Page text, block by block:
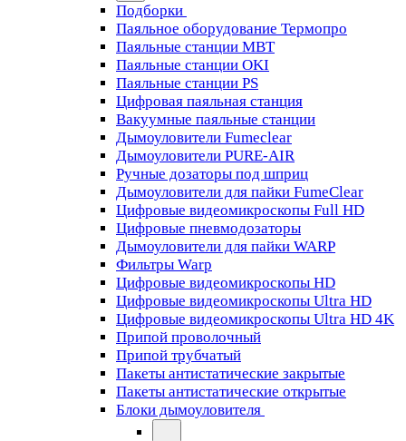
Подборки
Паяльное оборудование Термопро
Паяльные станции MBT
Паяльные станции OKI
Паяльные станции PS
Цифровая паяльная станция
Вакуумные паяльные станции
Дымоуловители Fumeclear
Дымоуловители PURE-AIR
Ручные дозаторы под шприц
Дымоуловители для пайки FumeClear
Цифровые видеомикроскопы Full HD
Цифровые пневмодозаторы
Дымоуловители для пайки WARP
Фильтры Warp
Цифровые видеомикроскопы HD
Цифровые видеомикроскопы Ultra HD
Цифровые видеомикроскопы Ultra HD 4K
Припой проволочный
Припой трубчатый
Пакеты антистатические закрытые
Пакеты антистатические открытые
Блоки дымоуловителя